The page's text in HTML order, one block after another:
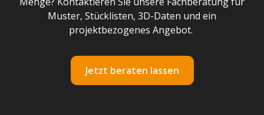
Muster, Stücklisten, 3D-Daten und ein
projektbezogenes Angebot.
Jetzt beraten lassen